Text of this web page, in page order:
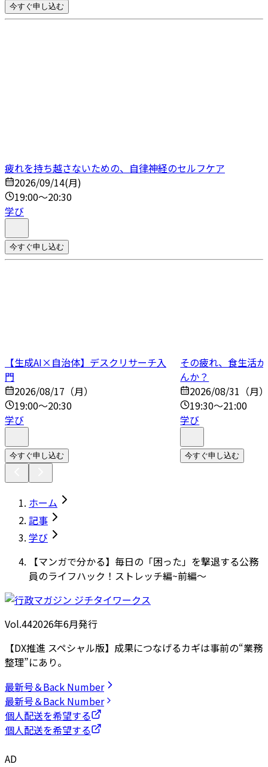
今すぐ申し込む
疲れを持ち越さないための、自律神経のセルフケア
2026/09/14(月)
19:00～20:30
学び
今すぐ申し込む
【生成AI×自治体】デスクリサーチ入
門
2026/08/17（月）
19:00～20:30
学び
今すぐ申し込む
その疲れ、食生活
んか？
2026/08/31（月
19:30～21:00
学び
今すぐ申し込む
ホーム
記事
学び
【マンガで分かる】毎日の「困った」を撃退する公務
員のライフハック！ストレッチ編~前編～
Vol.442026年6月発行
【DX推進 スペシャル版】成果につなげるカギは事前の“業務
整理”にあり。
最新号＆Back Number
最新号＆Back Number
個人配送を希望する
個人配送を希望する
AD